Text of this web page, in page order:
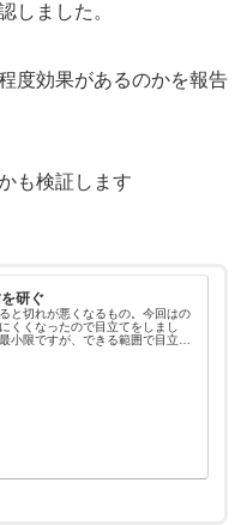
しました。
度効果があるのかを報告
も検証します
研ぐ
と切れが悪くなるもの。今回はの
くくなったので目立てをしまし
小限ですが、できる範囲で目立て